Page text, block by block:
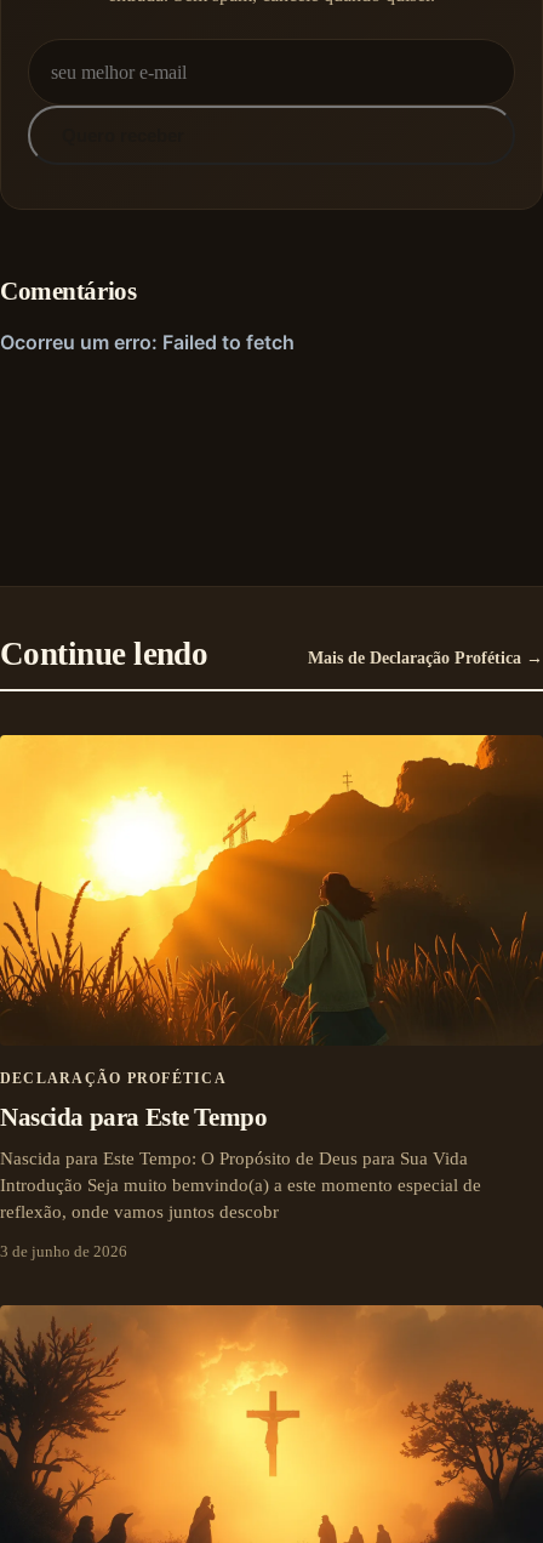
Comentários
Continue lendo Mais de Declaração Profética →
DECLARAÇÃO PROFÉTICA
Nascida para Este Tempo
Nascida para Este Tempo: O Propósito de Deus para Sua Vida
Introdução Seja muito bemvindo(a) a este momento especial de
reflexão, onde vamos juntos descobr
3 de junho de 2026